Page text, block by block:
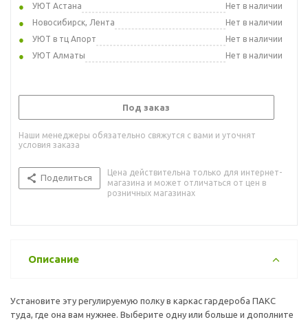
УЮТ Астана
Нет в наличии
Новосибирск, Лента
Нет в наличии
УЮТ в тц Апорт
Нет в наличии
УЮТ Алматы
Нет в наличии
Под заказ
Наши менеджеры обязательно свяжутся с вами и уточнят
условия заказа
Поделиться
Цена действительна только для интернет-
магазина и может отличаться от цен в
розничных магазинах
Описание
Установите эту регулируемую полку в каркас гардероба ПАКС
туда, где она вам нужнее. Выберите одну или больше и дополните